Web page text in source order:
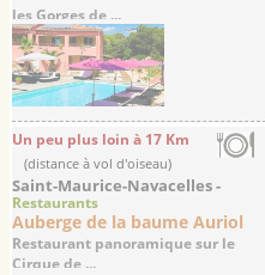
les Gorges de ...
Un peu plus loin à 17 Km
(distance à vol d'oiseau)
Saint-Maurice-Navacelles -
Hérault
Restaurants
Auberge de la baume Auriol
Restaurant panoramique sur le
Cirque de ...